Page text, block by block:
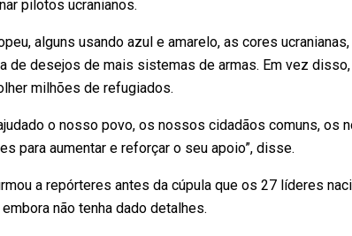
pilotos ucranianos.
alguns usando azul e amarelo, as cores
de desejos de mais sistemas de armas. Em vez
milhões de refugiados.
o nosso povo, os nossos cidadãos comuns, os
para aumentar e reforçar o seu apoio”, disse.
a repórteres antes da cúpula que os 27 líderes
não tenha dado detalhes.